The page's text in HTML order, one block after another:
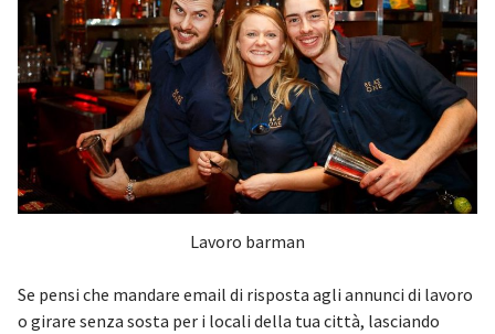
Lavoro barman
Se pensi che mandare email di risposta agli annunci di lavoro
o girare senza sosta per i locali della tua città, lasciando